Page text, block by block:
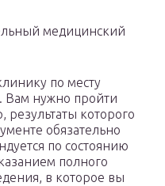
медицинский
по месту
Вам нужно пройти
которого
обязательно
по состоянию
полного
в которое вы